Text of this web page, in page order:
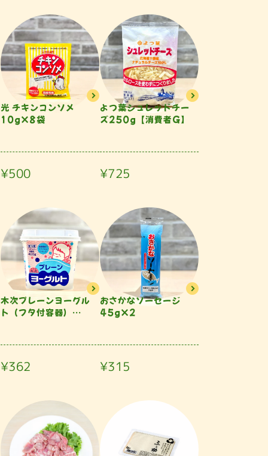
光 チキンコンソメ
10g×8袋
¥500
よつ葉シュレッドチー
ズ250g【消費者Ｇ】
¥725
木次プレーンヨーグル
ト（フタ付容器）
¥362
おさかなソーセージ
45g×2
¥315